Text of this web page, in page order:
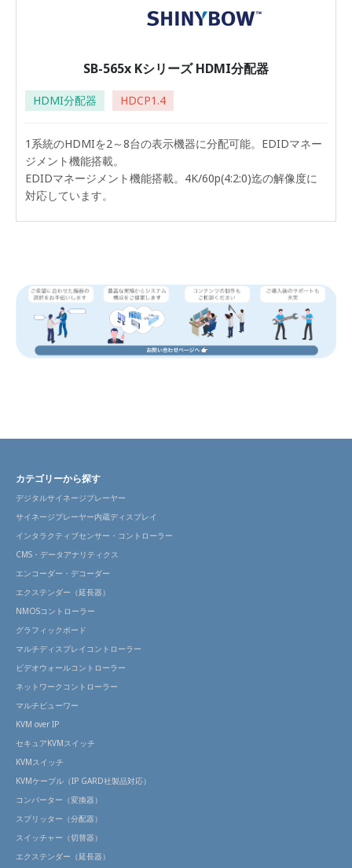
SB-565x Kシリーズ HDMI分配器
HDMI分配器 HDCP1.4
1系統のHDMIを2～8台の表示機器に分配可能。EDIDマネー
ジメント機能搭載。
EDIDマネージメント機能搭載。4K/60p(4:2:0)迄の解像度に
対応しています。
カテゴリーから探す
デジタルサイネージプレーヤー
サイネージプレーヤー内蔵ディスプレイ
インタラクティブセンサー・コントローラー
CMS・データアナリティクス
エンコーダー・デコーダー
エクステンダー（延長器）
NMOSコントローラー
グラフィックボード
マルチディスプレイコントローラー
ビデオウォールコントローラー
ネットワークコントローラー
マルチビューワー
KVM over IP
セキュアKVMスイッチ
KVMスイッチ
KVMケーブル（IP GARD社製品対応）
コンバーター（変換器）
スプリッター（分配器）
スイッチャー（切替器）
エクステンダー（延長器）